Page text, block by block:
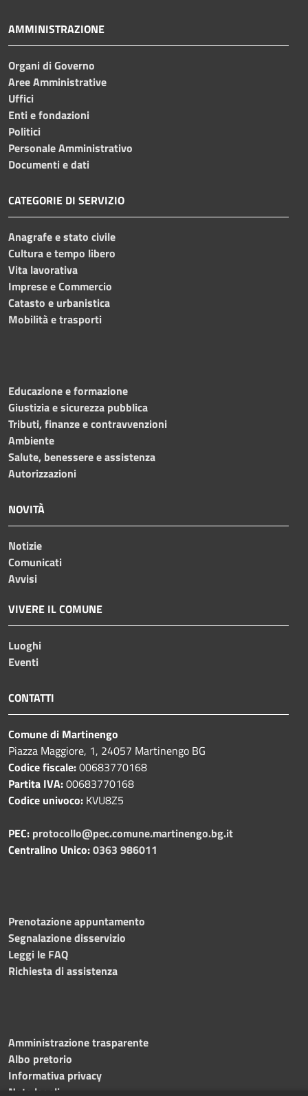
AMMINISTRAZIONE
Organi di Governo
Aree Amministrative
Uffici
Enti e fondazioni
Politici
Personale Amministrativo
Documenti e dati
CATEGORIE DI SERVIZIO
Anagrafe e stato civile
Cultura e tempo libero
Vita lavorativa
Imprese e Commercio
Catasto e urbanistica
Mobilità e trasporti
Educazione e formazione
Giustizia e sicurezza pubblica
Tributi, finanze e contravvenzioni
Ambiente
Salute, benessere e assistenza
Autorizzazioni
NOVITÀ
Notizie
Comunicati
Avvisi
VIVERE IL COMUNE
Luoghi
Eventi
CONTATTI
Comune di Martinengo
Piazza Maggiore, 1, 24057 Martinengo BG
Codice fiscale:00683770168
Partita IVA:00683770168
Codice univoco: KVU8Z5
PEC: protocollo@pec.comune.martinengo.bg.it
Centralino Unico:0363 986011
Prenotazione appuntamento
Segnalazione disservizio
Leggi le FAQ
Richiesta di assistenza
Amministrazione trasparente
Albo pretorio
Informativa privacy
Note legali